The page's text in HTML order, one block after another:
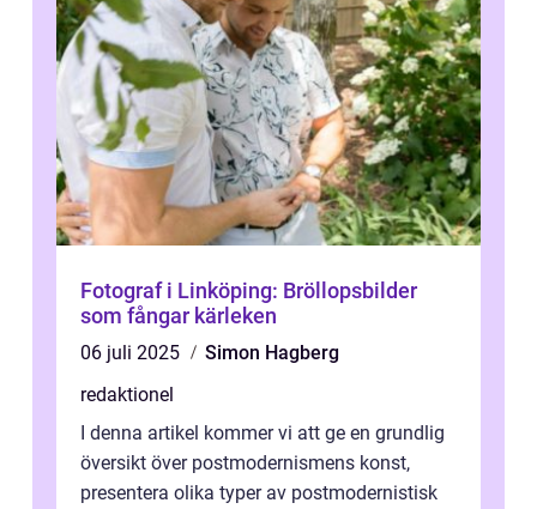
Fotograf i Linköping: Bröllopsbilder
som fångar kärleken
06 juli 2025
Simon Hagberg
redaktionel
I denna artikel kommer vi att ge en grundlig
översikt över postmodernismens konst,
presentera olika typer av postmodernistisk